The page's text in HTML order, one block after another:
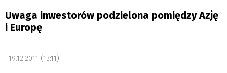
Uwaga inwestorów podzielona pomiędzy Azję
i Europę
19.12.2011 (13:11)